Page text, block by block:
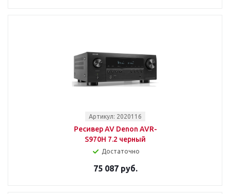
Артикул: 2020116
Ресивер AV Denon AVR-
S970H 7.2 черный
Достаточно
75 087 руб.